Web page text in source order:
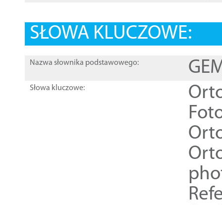
SŁOWA KLUCZOWE:
Nazwa słownika podstawowego:
Słowa kluczowe: